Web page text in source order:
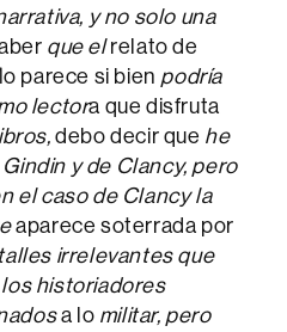
y no solo una
que elrelato de
parece si bien podría
lectora que disfruta
debo decir que he
y de Clancy, pero
el caso de Clancy la
aparece soterrada por
irrelevantes que
historiadores
a lo militar, pero